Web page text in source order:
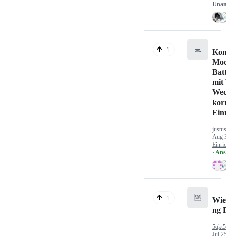
1 💻
mit
Aug
·
1 🆘
ng
Jul